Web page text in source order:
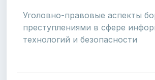
Уголовно-правовые аспекты
преступлениями в сфере
технологий и безопасности